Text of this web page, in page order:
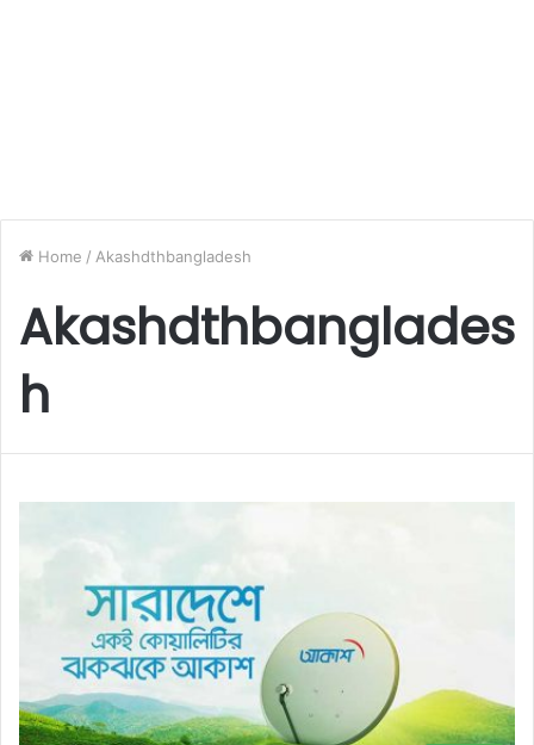
Home / Akashdthbangladesh
Akashdthbanglades
h